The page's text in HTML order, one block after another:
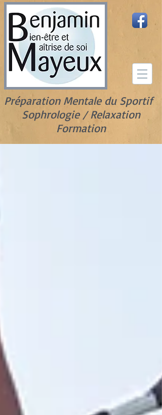
Préparation Mentale du Sportif
Sophrologie / Relaxation
Formation